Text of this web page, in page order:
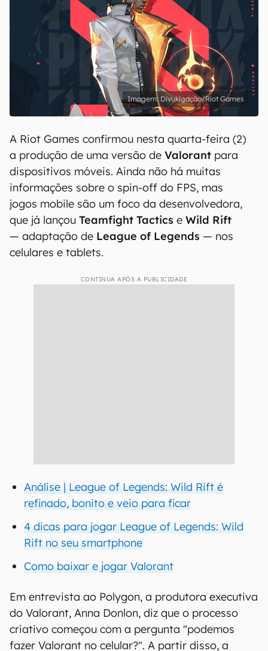
Divuklgação/Riot Games
A Riot Games confirmou nesta quarta-feira (2)
a produção de uma versão de Valorant para
dispositivos móveis. Ainda não há muitas
informações sobre o spin-off do FPS, mas
jogos mobile são um foco da desenvolvedora,
que já lançou Teamfight Tactics e Wild Rift
— adaptação de League of Legends — nos
celulares e tablets.
CONTINUA APÓS A PUBLICIDADE
Análise | League of Legends: Wild Rift é
refinado, bonito e veio para ficar
4 dicas para jogar League of Legends: Wild
Rift no seu smartphone
Como baixar e jogar Valorant
Em entrevista ao Polygon, a produtora executiva
do Valorant, Anna Donlon, diz que o processo
criativo começou com a pergunta "podemos
fazer Valorant no celular?". A partir disso, a